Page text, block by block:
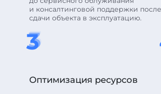
и консалтинговой поддержки после
сдачи объекта в эксплуатацию.
3
3
3
Оптимизация ресурсов